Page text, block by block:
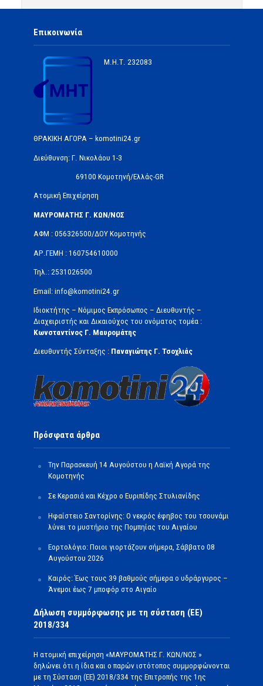
Επικοινωνία
Μ.Η.Τ. 232083
ΘΡΑΚΙΚΗ ΑΓΟΡΑ – komotini24.gr
Διεύθυνση: Γ. Νικολάου 1-3
69100 Κομοτηνή/Ελλάς-GR
Ατομική Επιχείρηση
ΜΑΥΡΟΜΑΤΗΣ Γ. ΚΩΝ/ΝΟΣ
ΑΦΜ : 056326500/ΔOΥ Κομοτηνής
ΑΡ.ΓΕΜΗ : 160754610000
Τηλ.: 2531026500
Email: info@komotini24.gr
Ιδιοκτήτης – Νόμιμος Εκπρόσωπος – Διευθυντής –
Διαχειριστής και Δικαιούχος του ονόματος τομέα :
Κωνσταντίνος Γ. Μαυρομάτης
Διευθυντής Σύνταξης : Παναγιώτης Γ. Τσοχλιάς
Πρόσφατα άρθρα
Την Παρασκευή 14 Αυγούστου η Λαϊκή Αγορά της
Κομοτηνής
Σε Κερασιά και Κέχρο ο Ευριπίδης Στυλιανίδης
Ηφαίστειο Σαντορίνης: Ο νεκρός έφηβος του τσουνάμι
λύνει το μυστήριο της Πομπηίας του Αιγαίου
Εορτολόγιο: Ποιοι γιορτάζουν σήμερα, Σάββατο 08
Αυγούστου 2026
Καιρός: Έως τους 39 βαθμούς σήμερα ο υδράργυρος –
Άνεμοι έως 7 μποφόρ στο Αιγαίο
Δήλωση συμμόρφωσης με τη σύσταση (ΕΕ)
2018/334
Η ατομική επιχείρηση «ΜΑΥΡΟΜΑΤΗΣ Γ. ΚΩΝ/ΝΟΣ »
δηλώνει ότι η ίδια και ο παρών ιστότοπος συμμορφώνονται
με τη Σύσταση (ΕΕ) 2018/334 της Επιτροπής της 1ης